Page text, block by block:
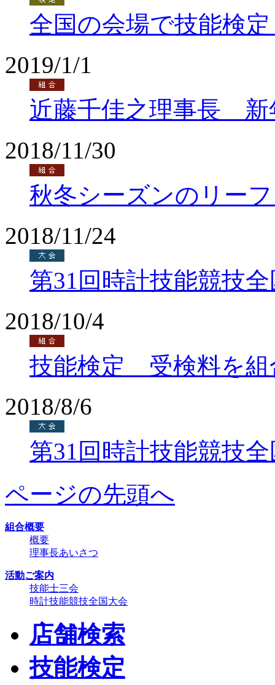
全国の会場で技能検
2019/1/1
近藤千佳之理事長 新
2018/11/30
秋冬シーズンのリー
2018/11/24
第31回時計技能競技
2018/10/4
技能検定 受検料を組
2018/8/6
第31回時計技能競技
ページの先頭へ
組合概要
概要
理事長あいさつ
活動ご案内
技能士三会
時計技能競技全国大会
店舗検索
技能検定